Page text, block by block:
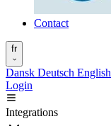
Contact
fr
Dansk Deutsch English
Login
Integrations